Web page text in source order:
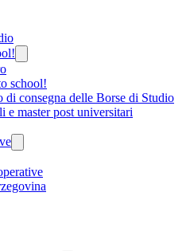
school!
di consegna delle Borse di Studio
e master post universitari